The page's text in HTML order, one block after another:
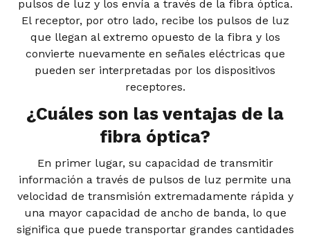
pulsos de luz y los envía a través de la fibra óptica.
El receptor, por otro lado, recibe los pulsos de luz
que llegan al extremo opuesto de la fibra y los
convierte nuevamente en señales eléctricas que
pueden ser interpretadas por los dispositivos
receptores.
¿Cuáles son las ventajas de la
fibra óptica?
En primer lugar, su capacidad de transmitir
información a través de pulsos de luz permite una
velocidad de transmisión extremadamente rápida y
una mayor capacidad de ancho de banda, lo que
significa que puede transportar grandes cantidades